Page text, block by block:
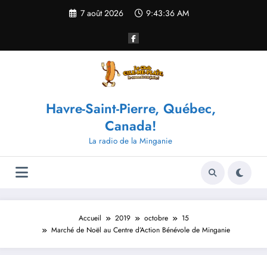
7 août 2026 9:43:36 AM
Havre-Saint-Pierre, Québec,
Canada!
La radio de la Minganie
Accueil 2019 octobre
15
Marché de Noël au Centre d’Action Bénévole de Minganie